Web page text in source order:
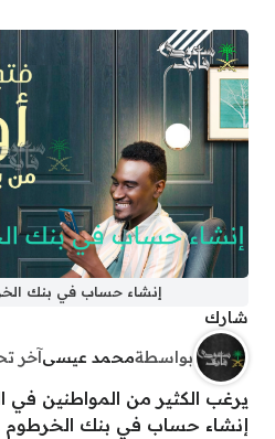
إنشاء حساب في بنك
شارك
بواسطةمحمد عيسىآخر
يرغب الكثير من المواطنين